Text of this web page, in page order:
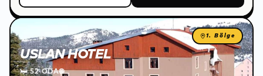
1. Bölge
USLAN HOTEL
🛏52 ODA🌐